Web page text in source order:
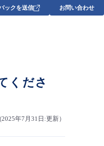
ックを送信 お問い合わせ
くださ
年7月31日:更新）